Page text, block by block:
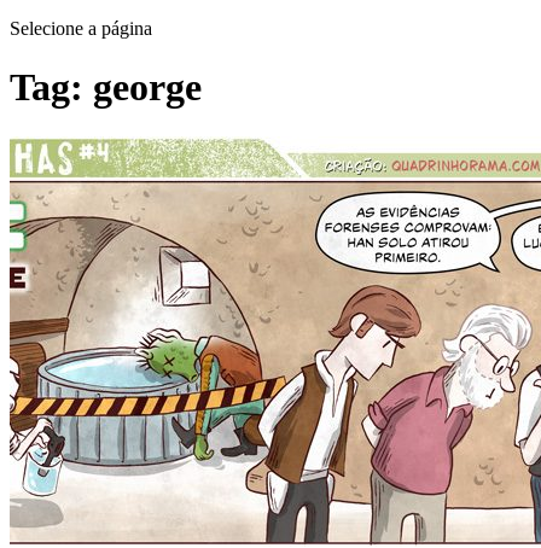
Selecione a página
Tag: george